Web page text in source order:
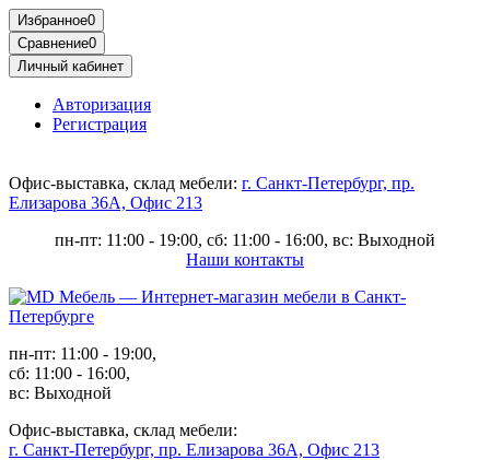
Избранное0
Сравнение0
Личный кабинет
Авторизация
Регистрация
Офис-выставка, склад мебели: г. Санкт-Петербург, пр.
Елизарова 36А, Офис 213
пн-пт: 11:00 - 19:00, сб: 11:00 - 16:00, вс: Выходной
Наши контакты
пн-пт: 11:00 - 19:00,
сб: 11:00 - 16:00,
вс: Выходной
Офис-выставка, склад мебели:
г. Санкт-Петербург, пр. Елизарова 36А, Офис 213